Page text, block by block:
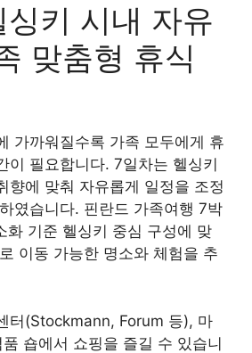
키 시내 자유
맞춤형 휴식
가까워질수록 가족 모두에게 휴
이 필요합니다. 7일차는 헬싱키
향에 맞춰 자유롭게 일정을 조정
였습니다. 핀란드 가족여행 7박
화 기준 헬싱키 중심 구성에 맞
이동 가능한 명소와 체험을 추
터(Stockmann, Forum 등), 마
숍에서 쇼핑을 즐길 수 있습니